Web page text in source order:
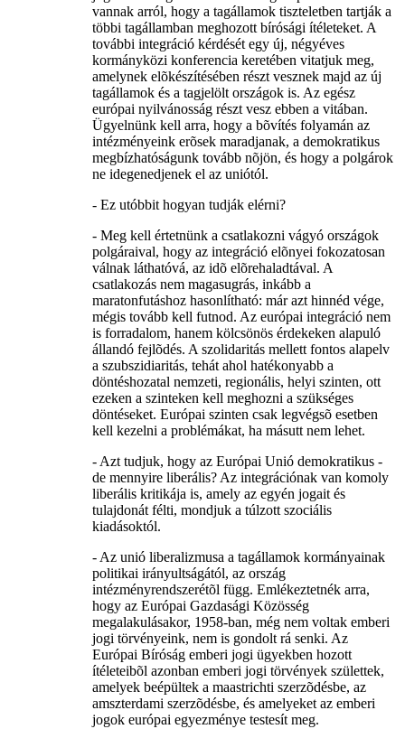
vannak arról, hogy a tagállamok tiszteletben tartják a
többi tagállamban meghozott bírósági ítéleteket. A
további integráció kérdését egy új, négyéves
kormányközi konferencia keretében vitatjuk meg,
amelynek elõkészítésében részt vesznek majd az új
tagállamok és a tagjelölt országok is. Az egész
európai nyilvánosság részt vesz ebben a vitában.
Ügyelnünk kell arra, hogy a bõvítés folyamán az
intézményeink erõsek maradjanak, a demokratikus
megbízhatóságunk tovább nõjön, és hogy a polgárok
ne idegenedjenek el az uniótól.
- Ez utóbbit hogyan tudják elérni?
- Meg kell értetnünk a csatlakozni vágyó országok
polgáraival, hogy az integráció elõnyei fokozatosan
válnak láthatóvá, az idõ elõrehaladtával. A
csatlakozás nem magasugrás, inkább a
maratonfutáshoz hasonlítható: már azt hinnéd vége,
mégis tovább kell futnod. Az európai integráció nem
is forradalom, hanem kölcsönös érdekeken alapuló
állandó fejlõdés. A szolidaritás mellett fontos alapelv
a szubszidiaritás, tehát ahol hatékonyabb a
döntéshozatal nemzeti, regionális, helyi szinten, ott
ezeken a szinteken kell meghozni a szükséges
döntéseket. Európai szinten csak legvégsõ esetben
kell kezelni a problémákat, ha másutt nem lehet.
- Azt tudjuk, hogy az Európai Unió demokratikus -
de mennyire liberális? Az integrációnak van komoly
liberális kritikája is, amely az egyén jogait és
tulajdonát félti, mondjuk a túlzott szociális
kiadásoktól.
- Az unió liberalizmusa a tagállamok kormányainak
politikai irányultságától, az ország
intézményrendszerétõl függ. Emlékeztetnék arra,
hogy az Európai Gazdasági Közösség
megalakulásakor, 1958-ban, még nem voltak emberi
jogi törvényeink, nem is gondolt rá senki. Az
Európai Bíróság emberi jogi ügyekben hozott
ítéleteibõl azonban emberi jogi törvények születtek,
amelyek beépültek a maastrichti szerzõdésbe, az
amszterdami szerzõdésbe, és amelyeket az emberi
jogok európai egyezménye testesít meg.